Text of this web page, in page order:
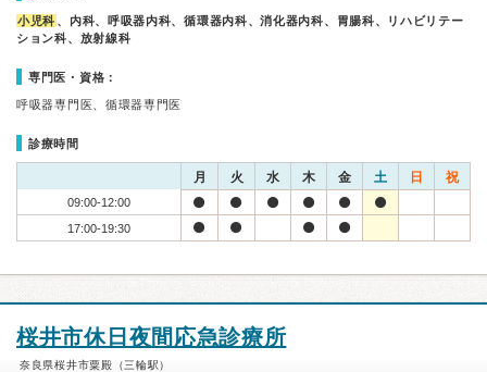
小児科 、内科、呼吸器内科、循環器内科、消化器内科、胃腸科、リハビリテー
ション科、放射線科
専門医・資格：
呼吸器専門医、循環器専門医
診療時間
月 火 水 木 金 土 日 祝
09:00-12:00
17:00-19:30
桜井市休日夜間応急診療所
奈良県桜井市粟殿（三輪駅）